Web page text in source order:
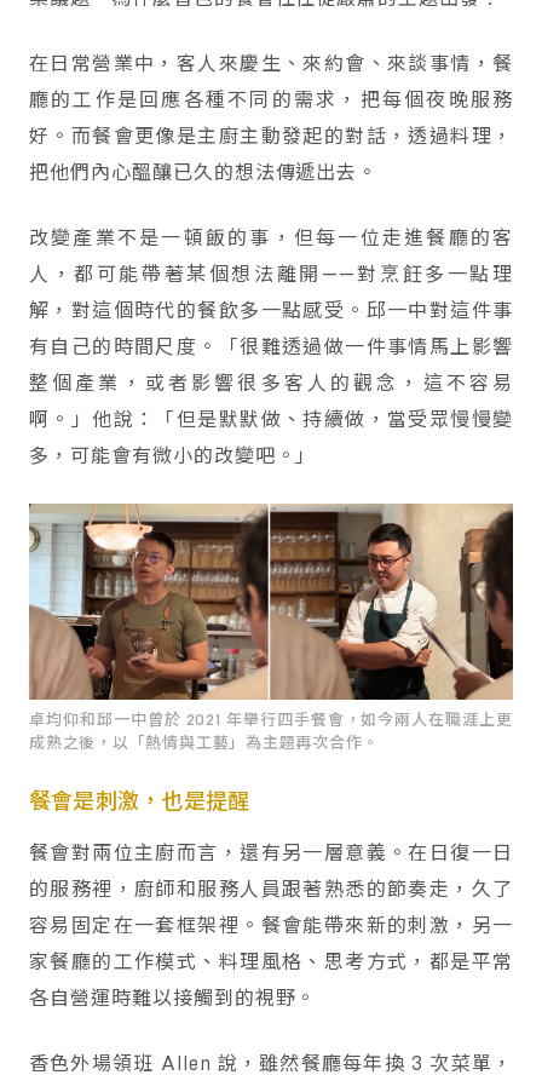
在日常營業中，客人來慶生、來約會、來談事情，餐
廳的工作是回應各種不同的需求，把每個夜晚服務
好。而餐會更像是主廚主動發起的對話，透過料理，
把他們內心醞釀已久的想法傳遞出去。
改變產業不是一頓飯的事，但每一位走進餐廳的客
人，都可能帶著某個想法離開——對烹飪多一點理
解，對這個時代的餐飲多一點感受。邱一中對這件事
有自己的時間尺度。「很難透過做一件事情馬上影響
整個產業，或者影響很多客人的觀念，這不容易
啊。」他說：「但是默默做、持續做，當受眾慢慢變
多，可能會有微小的改變吧。」
卓均仰和邱一中曾於 2021 年舉行四手餐會，如今兩人在職涯上更
成熟之後，以「熱情與工藝」為主題再次合作。
餐會是刺激，也是提醒
餐會對兩位主廚而言，還有另一層意義。在日復一日
的服務裡，廚師和服務人員跟著熟悉的節奏走，久了
容易固定在一套框架裡。餐會能帶來新的刺激，另一
家餐廳的工作模式、料理風格、思考方式，都是平常
各自營運時難以接觸到的視野。
香色外場領班 Allen 說，雖然餐廳每年換 3 次菜單，